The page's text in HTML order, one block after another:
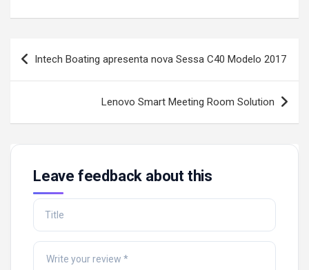
Post
navigation
Intech Boating apresenta nova Sessa C40 Modelo 2017
Lenovo Smart Meeting Room Solution
Leave feedback about this